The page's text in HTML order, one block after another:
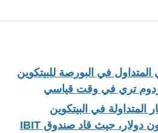
في البورصة للبيتكوين
تري في وقت قياسي
في البيتكوين
تدفقات بقيمة 358 مليون دولار، حيث قاد صندوق IBIT